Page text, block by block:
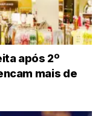
após 2º
mais de